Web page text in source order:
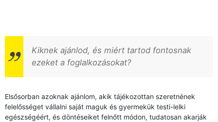
Kiknek ajánlod, és miért tartod fontosnak
ezeket a foglalkozásokat?
Elsősorban azoknak ajánlom, akik tájékozottan szeretnének
felelősséget vállalni saját maguk és gyermekük testi-lelki
egészségéért, és döntéseiket felnőtt módon, tudatosan akarják